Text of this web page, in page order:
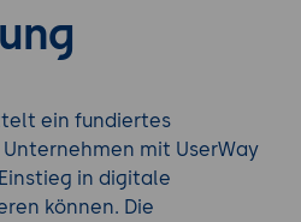
ein fundiertes
mit UserWay
in digitale
können. Die